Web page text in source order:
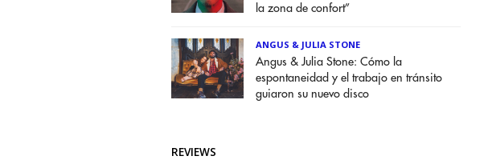
la zona de confort”
ANGUS & JULIA STONE
Angus & Julia Stone: Cómo la
espontaneidad y el trabajo en tránsito
guiaron su nuevo disco
REVIEWS